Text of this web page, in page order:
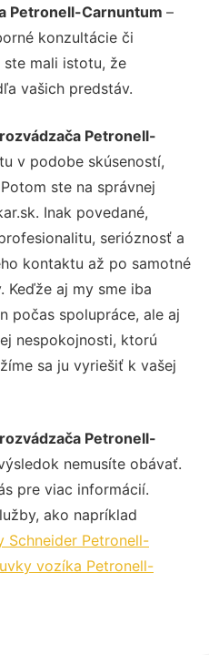
Petronell-Carnuntum –
konzultácie či
mali istotu, že
vašich predstáv.
Petronell-
v podobe skúseností,
ste na správnej
Inak povedané,
serióznosť a
kontaktu až po samotné
Keďže aj my sme iba
počas spolupráce, ale aj
nespokojnosti, ktorú
sa ju vyriešiť k vašej
Petronell-
nemusíte obávať.
pre viac informácií.
ako napríklad
Schneider Petronell-
vozíka Petronell-